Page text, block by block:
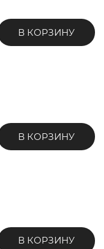
В КОРЗИНУ
В КОРЗИНУ
В КОРЗИНУ